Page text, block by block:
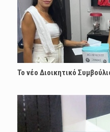
Το νέο Διοικητικό